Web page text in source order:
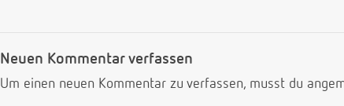
Neuen Kommentar verfassen
Um einen neuen Kommentar zu verfassen, musst du